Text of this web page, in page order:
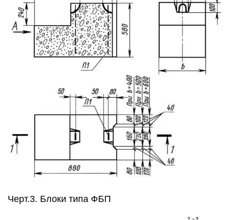
Черт.3. Блоки типа ФБП